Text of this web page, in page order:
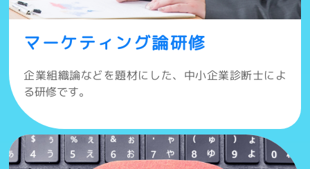
マーケティング論研修
企業組織論などを題材にした、中小企業診断士によ
る研修です。